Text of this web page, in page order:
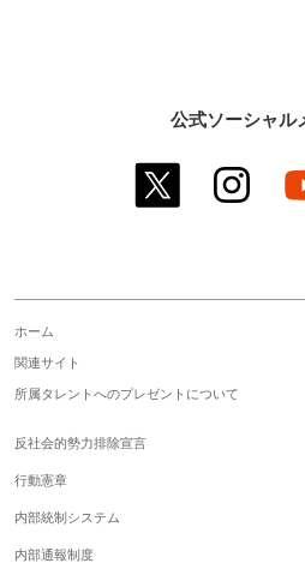
公式ソーシャル
twitter
ホーム
関連サイト
所属タレントへのプレゼントについて
反社会的勢力排除宣言
行動憲章
内部統制システム
内部通報制度